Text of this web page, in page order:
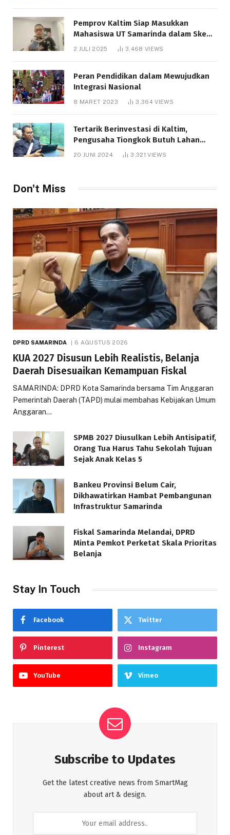
Pemprov Kaltim Siap Masukkan
Mahasiswa UT Samarinda dalam Skema
Bantuan Pendidikan Gratispol
2 JULI 2025 3,468 VIEWS
Peran Pendidikan dalam Mewujudkan
Integrasi Nasional
8 MARET 2023 3,364VIEWS
Tertarik Berinvestasi di Kaltim,
Pengusaha Tiongkok Butuh Lahan
20 JUNI 2024 3,321VIEWS
Don't Miss
DPRD SAMARINDA 6 AGUSTUS 2026
KUA 2027 Disusun Lebih Realistis, Belanja
Daerah Disesuaikan Kemampuan Fiskal
SAMARINDA: DPRD Kota Samarinda bersama Tim Anggaran
Pemerintah Daerah (TAPD) mulai membahas Kebijakan Umum
Anggaran…
SPMB 2027 Diusulkan Lebih Antisipatif,
Orang Tua Harus Tahu Sekolah Tujuan
Sejak Anak Kelas 5
Bankeu Provinsi Belum Cair,
Dikhawatirkan Hambat Pembangunan
Infrastruktur Samarinda
Fiskal Samarinda Melandai, DPRD
Minta Pemkot Perketat Skala Prioritas
Belanja
Stay In Touch
Facebook Twitter
Pinterest Instagram
YouTube Vimeo
Subscribe to Updates
Get the latest creative news from SmartMag
about art & design.